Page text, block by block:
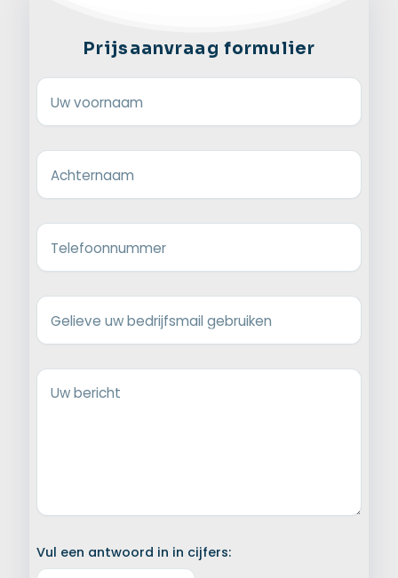
Prijsaanvraag formulier
Uw voornaam
Achternaam
Telefoonnummer
Gelieve uw bedrijfsmail gebruiken
Uw bericht
Vul een antwoord in in cijfers: